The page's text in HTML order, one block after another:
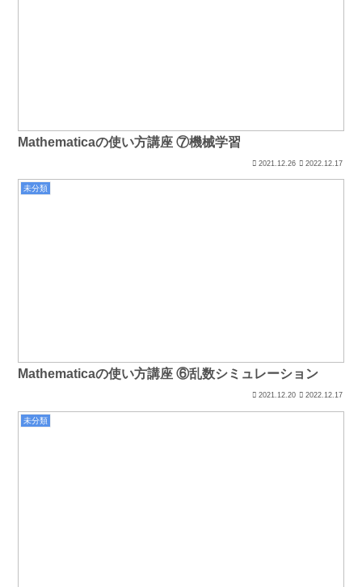
Mathematicaの使い方講座 ⑦機械学習
2021.12.26 2022.12.17
未分類
Mathematicaの使い方講座 ⑥乱数シミュレーション
2021.12.20 2022.12.17
未分類